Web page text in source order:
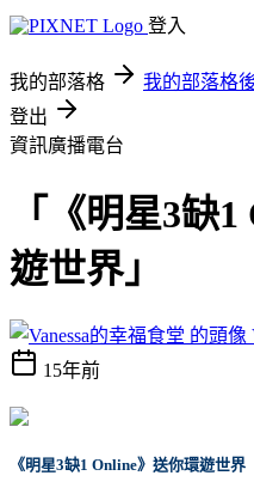
登入
我的部落格 我的部落格
登出
資訊廣播電台
「《明星3缺
遊世界」
15年前
《明星3缺1 Online》送你環遊世界